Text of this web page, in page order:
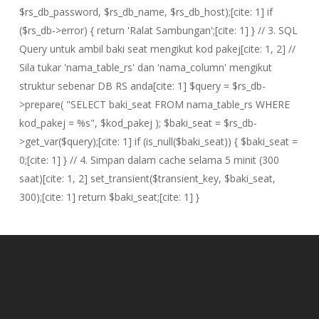
$rs_db_password, $rs_db_name, $rs_db_host);[cite: 1] if
($rs_db->error) { return 'Ralat Sambungan';[cite: 1] } // 3. SQL
Query untuk ambil baki seat mengikut kod pakej[cite: 1, 2] //
Sila tukar 'nama_table_rs' dan 'nama_column' mengikut
struktur sebenar DB RS anda[cite: 1] $query = $rs_db-
>prepare( "SELECT baki_seat FROM nama_table_rs WHERE
kod_pakej = %s", $kod_pakej ); $baki_seat = $rs_db-
>get_var($query);[cite: 1] if (is_null($baki_seat)) { $baki_seat =
0;[cite: 1] } // 4. Simpan dalam cache selama 5 minit (300
saat)[cite: 1, 2] set_transient($transient_key, $baki_seat,
300);[cite: 1] return $baki_seat;[cite: 1] }